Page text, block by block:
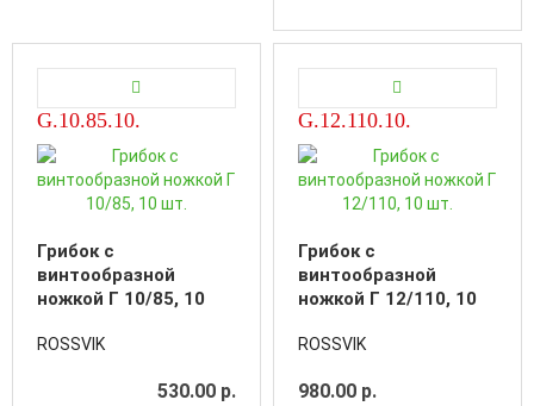
G.10.85.10.
Грибок с
винтообразной
ножкой Г 10/85, 10
ROSSVIK
530.00 р.
G.12.110.10.
Грибок с
винтообразной
ножкой Г 12/110, 10
ROSSVIK
980.00 р.